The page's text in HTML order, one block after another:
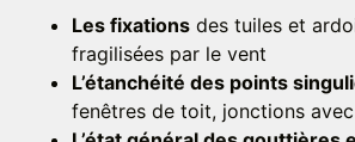
Les fixations des tuiles et
fragilisées par le vent
L’étanchéité des points
fenêtres de toit, jonctions